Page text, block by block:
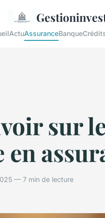
ActuAssuranceBanque
sur
— 7 min de lecture